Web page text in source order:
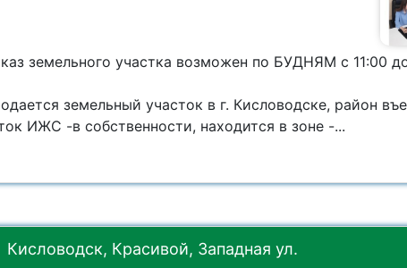
земельного участка возможен по БУДНЯМ с 11:00
земельный участок в г. Кисловодске, район
ИЖС -в собственности, находится в зоне -...
Кисловодск, Красивой, Западная ул.